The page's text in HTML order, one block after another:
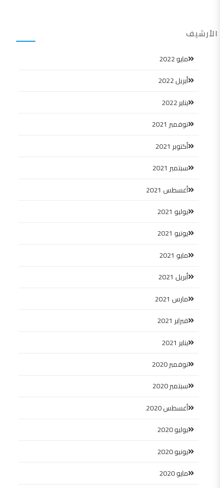
الأرشيف
مايو 2022
أبريل 2022
يناير 2022
نوفمبر 2021
أكتوبر 2021
سبتمبر 2021
أغسطس 2021
يوليو 2021
يونيو 2021
مايو 2021
أبريل 2021
مارس 2021
فبراير 2021
يناير 2021
نوفمبر 2020
سبتمبر 2020
أغسطس 2020
يوليو 2020
يونيو 2020
مايو 2020